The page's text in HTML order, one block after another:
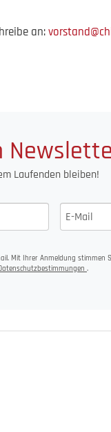
an:
Laufenden bleiben!
Mit Ihrer Anmeldung stimmen
.